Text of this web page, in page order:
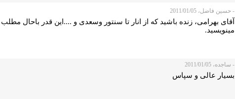
- حسین فاضل، 2011/01/05
آقای بهرامی، زنده باشید که از انار تا سنتور وسعدی و ....این قدر باحال مطلب
مینویسید.
- ساجده، 2011/01/05
بسیار عالی و سپاس